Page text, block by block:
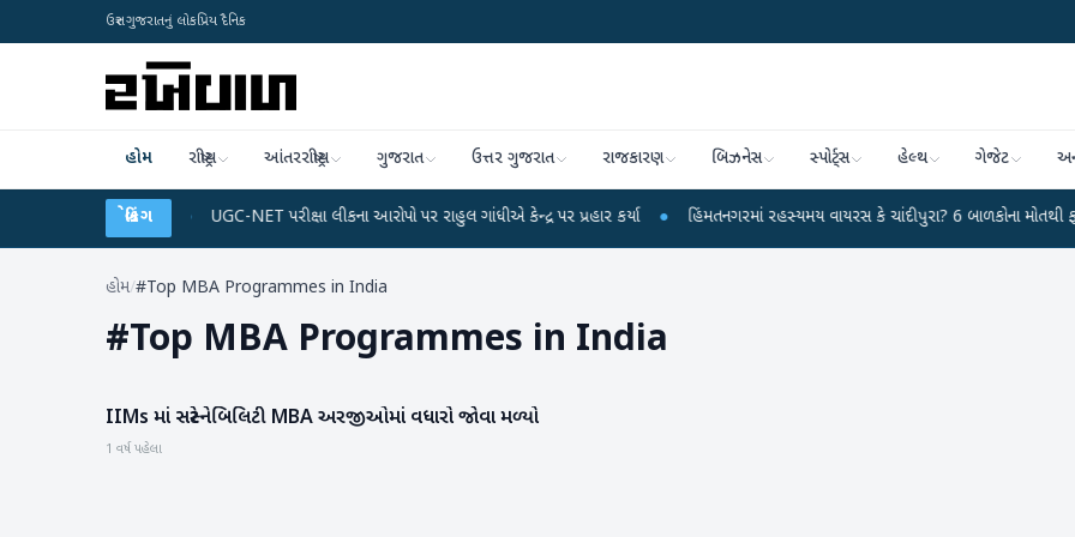
ઉત્તર ગુજરાતનું લોકપ્રિય દૈનિક
હોમ રાષ્ટ્રીય આંતરરાષ્ટ્રીય ગુજરાત ઉત્તર ગુજરાત રાજકારણ બિઝનેસ સ્પોર્ટ્સ હેલ્થ ગેજેટ
બ્રેકિંગ
● UGC-NET પરીક્ષા લીકના આરોપો પર રાહુલ ગાંધીએ કેન્દ્ર પર પ્રહાર કર્યા ● હિંમતનગરમાં રહસ્યમય વાયરસ કે ચાંદીપુરા? 6 બાળકોના મોતથી ફફડાટ ●
હોમ/#Top MBA Programmes in India
#Top MBA Programmes in India
હવામાન
IIMs માં સસ્ટેનેબિલિટી MBA અરજીઓમાં વધારો જોવા મળ્યો
1 વર્ષ પહેલા